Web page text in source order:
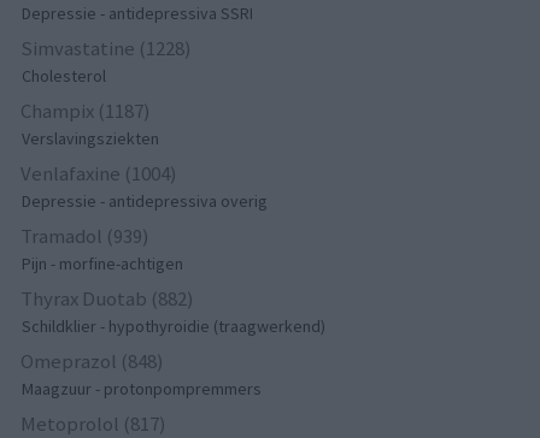
Depressie - antidepressiva SSRI
Simvastatine (1228)
Cholesterol
Champix (1187)
Verslavingsziekten
Venlafaxine (1004)
Depressie - antidepressiva overig
Tramadol (939)
Pijn - morfine-achtigen
Thyrax Duotab (882)
Schildklier - hypothyroidie (traagwerkend)
Omeprazol (848)
Maagzuur - protonpompremmers
Metoprolol (817)